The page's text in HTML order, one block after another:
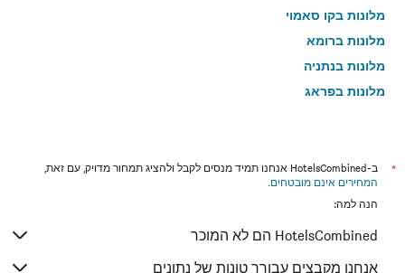
מלונות בקו סאמוי
מלונות ברומא
מלונות בנתניה
מלונות בפראג
מלונות בניו יורק
מלונות בבנגקוק
מלונות בבוקרשט
מלונות בפאפוס
*
ב-HotelsCombined אנחנו תמיד מנסים לקבל ולהציג תמחור מדויק, עם זאת,
המחירים אינם מובטחים.
הנה למה:
HotelsCombined הם לא המוכר
אנחנו מקבצים עבורך טונות של נתונים